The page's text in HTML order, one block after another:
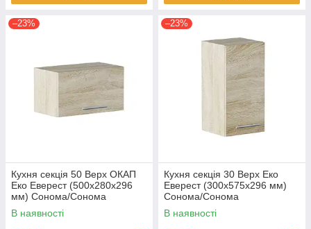
–23%
Кухня секція 50 Верх ОКАП
Еко Еверест (500х280х296
мм) Сонома/Сонома
В наявності
–23%
Кухня секція 30 Верх Еко
Еверест (300х575х296 мм)
Сонома/Сонома
В наявності